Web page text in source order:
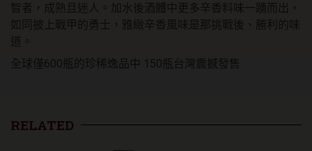
智者，成熟且迷人。加水後酒體中更多辛香料味一踴而出，
如同披上戰甲的勇士，雅緻辛香風味是那挑戰後、勝利的味
道。
全球僅600瓶的珍稀逸品中 150瓶台灣震撼發售
RELATED